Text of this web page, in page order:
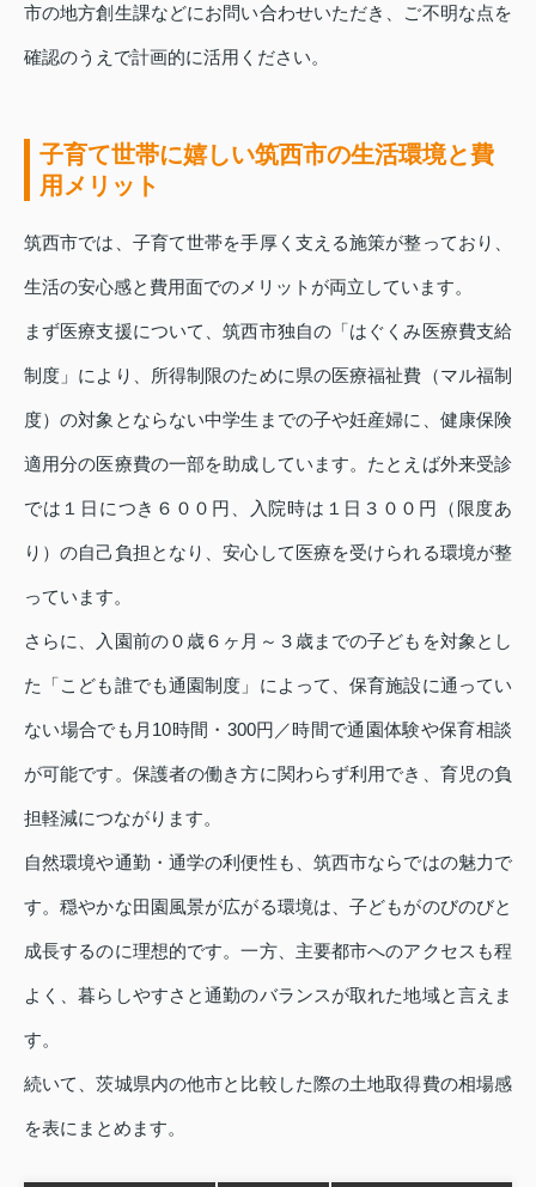
市の地方創生課などにお問い合わせいただき、ご不明な点を
確認のうえで計画的に活用ください。
子育て世帯に嬉しい筑西市の生活環境と費
用メリット
筑西市では、子育て世帯を手厚く支える施策が整っており、
生活の安心感と費用面でのメリットが両立しています。
まず医療支援について、筑西市独自の「はぐくみ医療費支給
制度」により、所得制限のために県の医療福祉費（マル福制
度）の対象とならない中学生までの子や妊産婦に、健康保険
適用分の医療費の一部を助成しています。たとえば外来受診
では１日につき６００円、入院時は１日３００円（限度あ
り）の自己負担となり、安心して医療を受けられる環境が整
っています。
さらに、入園前の０歳６ヶ月～３歳までの子どもを対象とし
た「こども誰でも通園制度」によって、保育施設に通ってい
ない場合でも月10時間・300円／時間で通園体験や保育相談
が可能です。保護者の働き方に関わらず利用でき、育児の負
担軽減につながります。
自然環境や通勤・通学の利便性も、筑西市ならではの魅力で
す。穏やかな田園風景が広がる環境は、子どもがのびのびと
成長するのに理想的です。一方、主要都市へのアクセスも程
よく、暮らしやすさと通勤のバランスが取れた地域と言えま
す。
続いて、茨城県内の他市と比較した際の土地取得費の相場感
を表にまとめます。